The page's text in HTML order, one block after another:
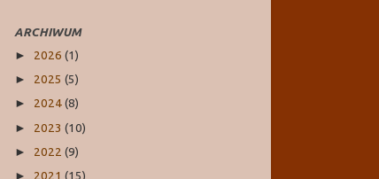
ARCHIWUM
► 2026 (1)
► 2025 (5)
► 2024(8)
► 2023 (10)
► 2022 (9)
► 2021 (15)